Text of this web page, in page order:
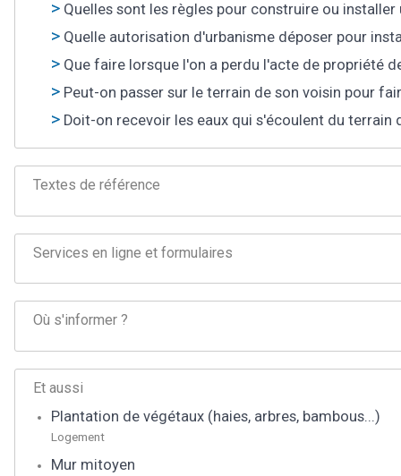
Quelles sont les règles pour construire ou installer
Quelle autorisation d'urbanisme déposer pour
Que faire lorsque l'on a perdu l'acte de propriété
Peut-on passer sur le terrain de son voisin pour
Doit-on recevoir les eaux qui s'écoulent du terrain
Textes de référence
Services en ligne et formulaires
Où s'informer ?
Et aussi
Plantation de végétaux (haies, arbres, bambous...)
Logement
Mur mitoyen